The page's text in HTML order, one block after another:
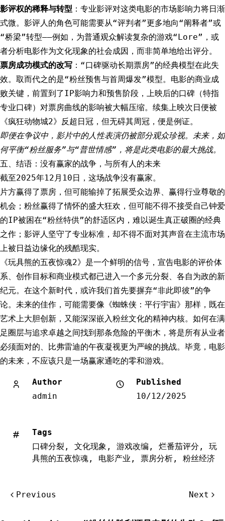
影评权的稀释与转型 ：专业影评对这类电影的市场影响力将日渐
式微。影评人的角色可能需要从“评判者”更多地向“阐释者”或
“桥梁”转型——例如，为普通观众解读复杂的游戏“Lore”，或
者分析电影作为文化现象的社会成因，而非简单地给出评分。
票房成功模式的改写 ：“口碑驱动长期票房”的经典模型在此失
效。取而代之的是“粉丝预售与首周爆发”模型。电影的商业成
败关键，前置到了IP影响力和预售阶段，上映后的口碑（特指
专业口碑）对票房曲线的影响被大幅压缩。续集上映次日便被
《疯狂动物城2》反超日冠，但无碍其周冠，便是例证。
即便在争议中，影片中的人性表演仍被部分观众珍视。未来，如
何平衡“粉丝服务”与“普世情感”，将是此类电影的最大挑战。
五、结语：没有赢家的战争，与所有人的未来
截至2025年12月10日，这场战争没有赢家。
片方赢得了票房，但可能输掉了拓展受众边界、赢得行业尊敬的
机会；粉丝赢得了情怀的盛大狂欢，但可能不得不接受自己钟爱
的IP被困在“粉丝特供”的舒适区内，难以诞生真正破圈的经典
之作；影评人坚守了专业标准，却不得不面对其声音在主流市场
上被日益边缘化的残酷现实。
《玩具熊的五夜惊魂2》是一个鲜明的信号，宣告电影的评价体
系、创作目标和商业模式都已进入一个多元分裂、各自为政的新
纪元。在这个新时代，或许我们首先要摒弃“非此即彼”的争
论。未来的佳作，可能需要像《蜘蛛侠：平行宇宙》那样，既在
艺术上大胆创新，又能深深嵌入粉丝文化的精神内核。如何在满
足圈层与追求卓越之间找到那条危险的平衡木，将是所有从业者
必须面对的、比弗雷迪的午夜凝视更为严峻的挑战。毕竟，电影
的未来，不应该只是一场赢家通吃的零和游戏。
Author
admin
Published
10/12/2025
Tags
口碑分裂 , 文化现象 , 游戏改编 , 烂番茄评分 , 玩
具熊的五夜惊魂 , 电影产业 , 票房分析 , 粉丝经济
Previous Next